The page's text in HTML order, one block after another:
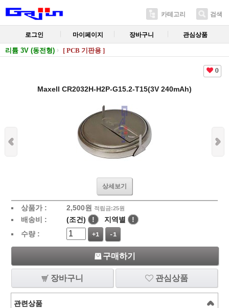
카테고리 검색
로그인 마이페이지 장바구니 관심상품
리튬 3V (동전형) [ PCB 기판용 ]
0
Maxell CR2032H-H2P-G15.2-T15(3V 240mAh)
상세보기
상품가 : 2,500원 적립금:25원
배송비 : (조건) ! 지역별
!
수량 :
+1 -1
구매하기
장바구니 관심상품
관련상품